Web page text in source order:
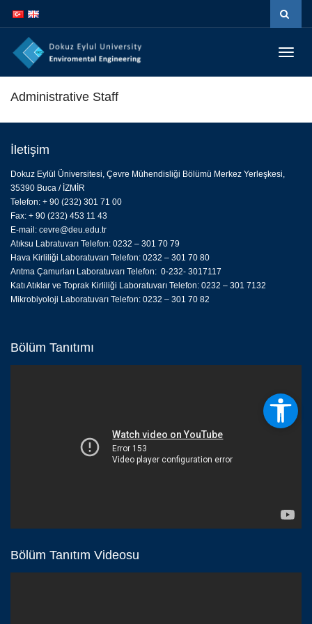
atla
atla
Administrative Staff
İletişim
Dokuz Eylül Üniversitesi, Çevre Mühendisliği Bölümü Merkez Yerleşkesi,
35390 Buca / İZMİR
Telefon: + 90 (232) 301 71 00
Fax: + 90 (232) 453 11 43
E-mail: cevre@deu.edu.tr
Atıksu Labratuvarı Telefon: 0232 – 301 70 79
Hava Kirliliği Laboratuvarı Telefon: 0232 – 301 70 80
Arıtma Çamurları Laboratuvarı Telefon: 0-232- 3017117
Katı Atıklar ve Toprak Kirliliği Laboratuvarı Telefon: 0232 – 301 7132
Mikrobiyoloji Laboratuvarı Telefon: 0232 – 301 70 82
Bölüm Tanıtımı
Bölüm Tanıtım Videosu